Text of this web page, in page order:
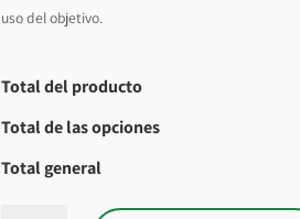
uso del objetivo.
Total del producto
Total de las opciones
Total general